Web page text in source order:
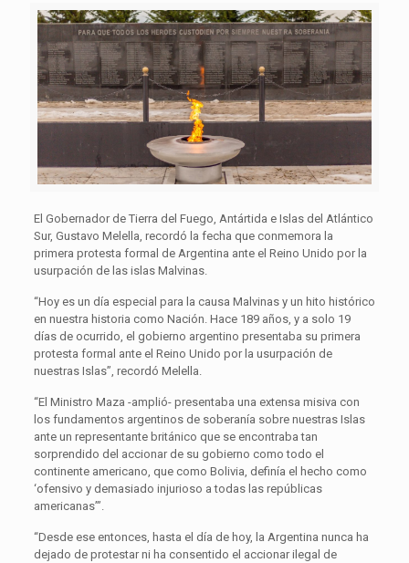
El Gobernador de Tierra del Fuego, Antártida e Islas del Atlántico
Sur, Gustavo Melella, recordó la fecha que conmemora la
primera protesta formal de Argentina ante el Reino Unido por la
usurpación de las islas Malvinas.
“Hoy es un día especial para la causa Malvinas y un hito histórico
en nuestra historia como Nación. Hace 189 años, y a solo 19
días de ocurrido, el gobierno argentino presentaba su primera
protesta formal ante el Reino Unido por la usurpación de
nuestras Islas”, recordó Melella.
“El Ministro Maza -amplió- presentaba una extensa misiva con
los fundamentos argentinos de soberanía sobre nuestras Islas
ante un representante británico que se encontraba tan
sorprendido del accionar de su gobierno como todo el
continente americano, que como Bolivia, definía el hecho como
‘ofensivo y demasiado injurioso a todas las repúblicas
americanas’”.
“Desde ese entonces, hasta el día de hoy, la Argentina nunca ha
dejado de protestar ni ha consentido el accionar ilegal de